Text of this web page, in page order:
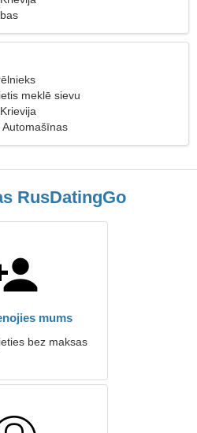
meklē sievu
Automašīnas
RusDatingGo
mums
bez maksas